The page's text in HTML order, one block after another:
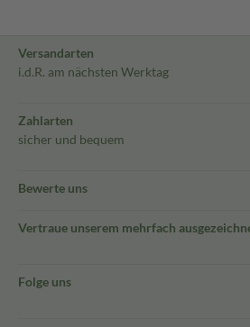
Versandarten
i.d.R. am nächsten Werktag
Zahlarten
sicher und bequem
Bewerte uns
Vertraue unserem mehrfach
Folge uns